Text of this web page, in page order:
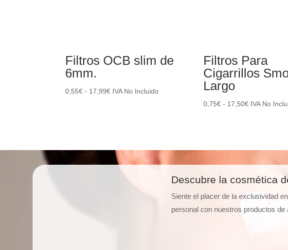
Filtros OCB slim de
6mm.
0,55€ - 17,99€Rango
17,99€
IVA No Incluido
Filtros Para
Cigarrillos
Largo
0,75€ - 17,50€Rango
0,75€
IVA No
Descubre la cosmética
Siente el placer de la exclusividad
personal con nuestros productos de